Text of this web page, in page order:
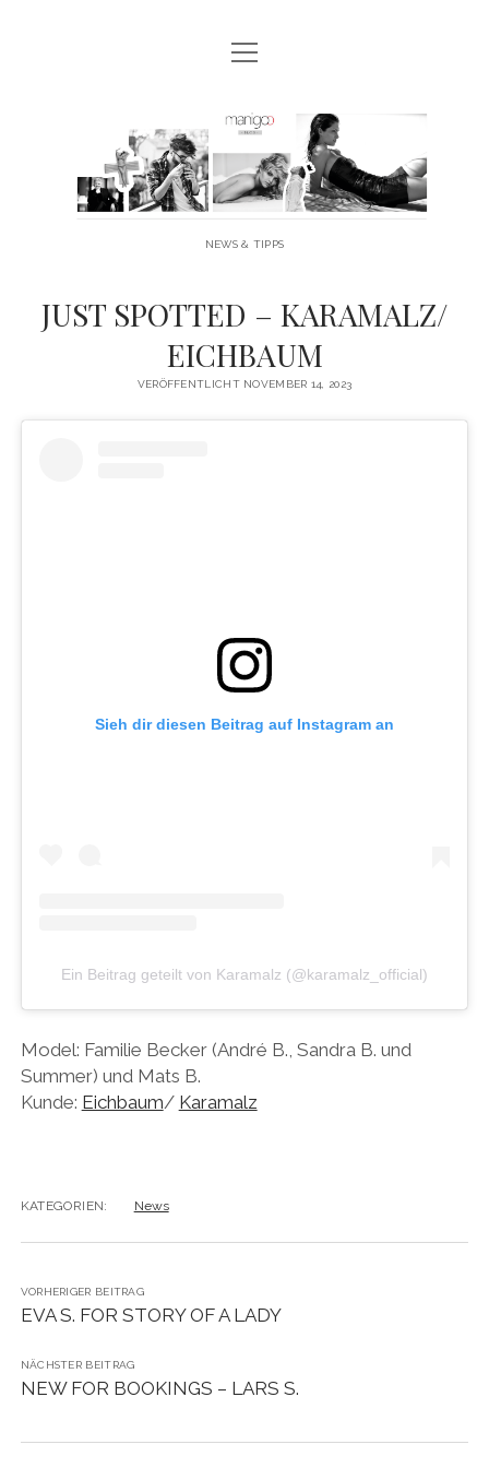
MANIGOO BLOG
MANIGOO MODELS
IMPRESSUM & DATENSCHUTZ
Menü
öffnen
Manigoo
NEWS & TIPPS
JUST SPOTTED – KARAMALZ/
EICHBAUM
VERÖFFENTLICHT NOVEMBER 14, 2023
Sieh dir diesen Beitrag auf Instagram an
Ein Beitrag geteilt von Karamalz (@karamalz_official)
Model: Familie Becker (André B., Sandra B. und
Summer) und Mats B.
Kunde: Eichbaum/ Karamalz
KATEGORIEN: News
VORHERIGER BEITRAG
EVA S. FOR STORY OF A LADY
NÄCHSTER BEITRAG
NEW FOR BOOKINGS – LARS S.